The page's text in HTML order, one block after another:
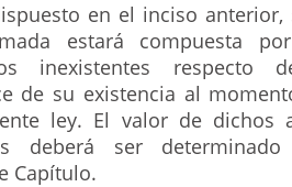
en el inciso
estará compuesta
inexistentes respecto
de su existencia al
ley. El valor de dichos
deberá ser
Capítulo.